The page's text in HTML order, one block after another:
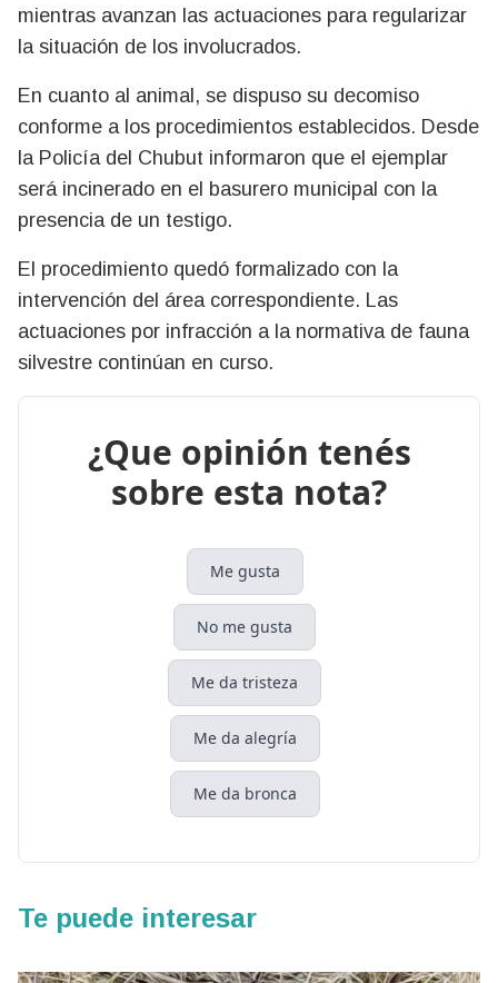
mientras avanzan las actuaciones para regularizar
la situación de los involucrados.
En cuanto al animal, se dispuso su decomiso
conforme a los procedimientos establecidos. Desde
la Policía del Chubut informaron que el ejemplar
será incinerado en el basurero municipal con la
presencia de un testigo.
El procedimiento quedó formalizado con la
intervención del área correspondiente. Las
actuaciones por infracción a la normativa de fauna
silvestre continúan en curso.
¿Que opinión tenés
sobre esta nota?
Me gusta
No me gusta
Me da tristeza
Me da alegría
Me da bronca
Te puede interesar